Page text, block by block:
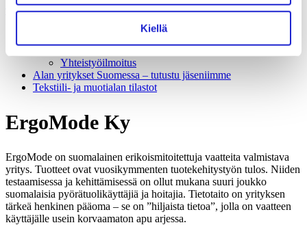
Kiellä
Tekstiili- ja muotiala Suomessa
Yhteistyöilmoitus
Alan yritykset Suomessa – tutustu jäseniimme
Tekstiili- ja muotialan tilastot
ErgoMode Ky
ErgoMode on suomalainen erikoismitoitettuja vaatteita valmistava
yritys. Tuotteet ovat vuosikymmenten tuotekehitystyön tulos. Niiden
testaamisessa ja kehittämisessä on ollut mukana suuri joukko
suomalaisia pyörätuolikäyttäjiä ja hoitajia. Tietotaito on yrityksen
tärkeä henkinen pääoma – se on ”hiljaista tietoa”, jolla on vaatteen
käyttäjälle usein korvaamaton apu arjessa.